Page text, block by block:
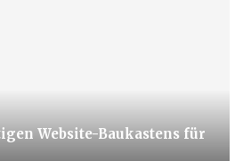
Website-Baukastens für